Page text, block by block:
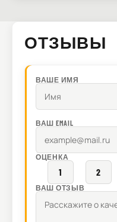
ОТЗЫВЫ
ВАШЕ ИМЯ
ВАШ EMAIL
ОЦЕНКА
1 2
ВАШ ОТЗЫВ